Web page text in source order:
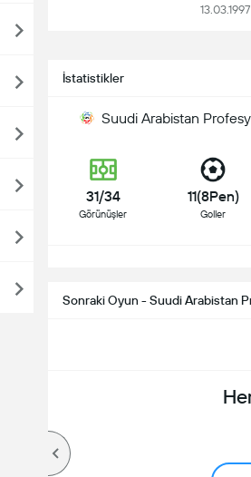
13.03.1997
İstatistikler
Suudi Arabistan
31/34
Görünüşler
11(8Pen)
Goller
Sonraki Oyun - Suudi Arabistan